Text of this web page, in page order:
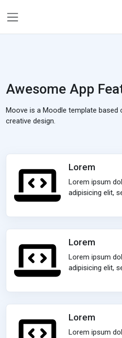
Awesome App
Moove is a Moodle template based
creative design.
Lorem
Lorem ipsum
adipisicing elit,
Lorem
Lorem ipsum
adipisicing elit,
Lorem
Lorem ipsum